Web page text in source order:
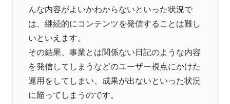
んな内容がよいかわからないといった状況で
は、継続的にコンテンツを発信することは難し
いといえます。
その結果、事業とは関係ない日記のような内容
を発信してしまうなどのユーザー視点にかけた
運用をしてしまい、成果が出ないといった状況
に陥ってしまうのです。